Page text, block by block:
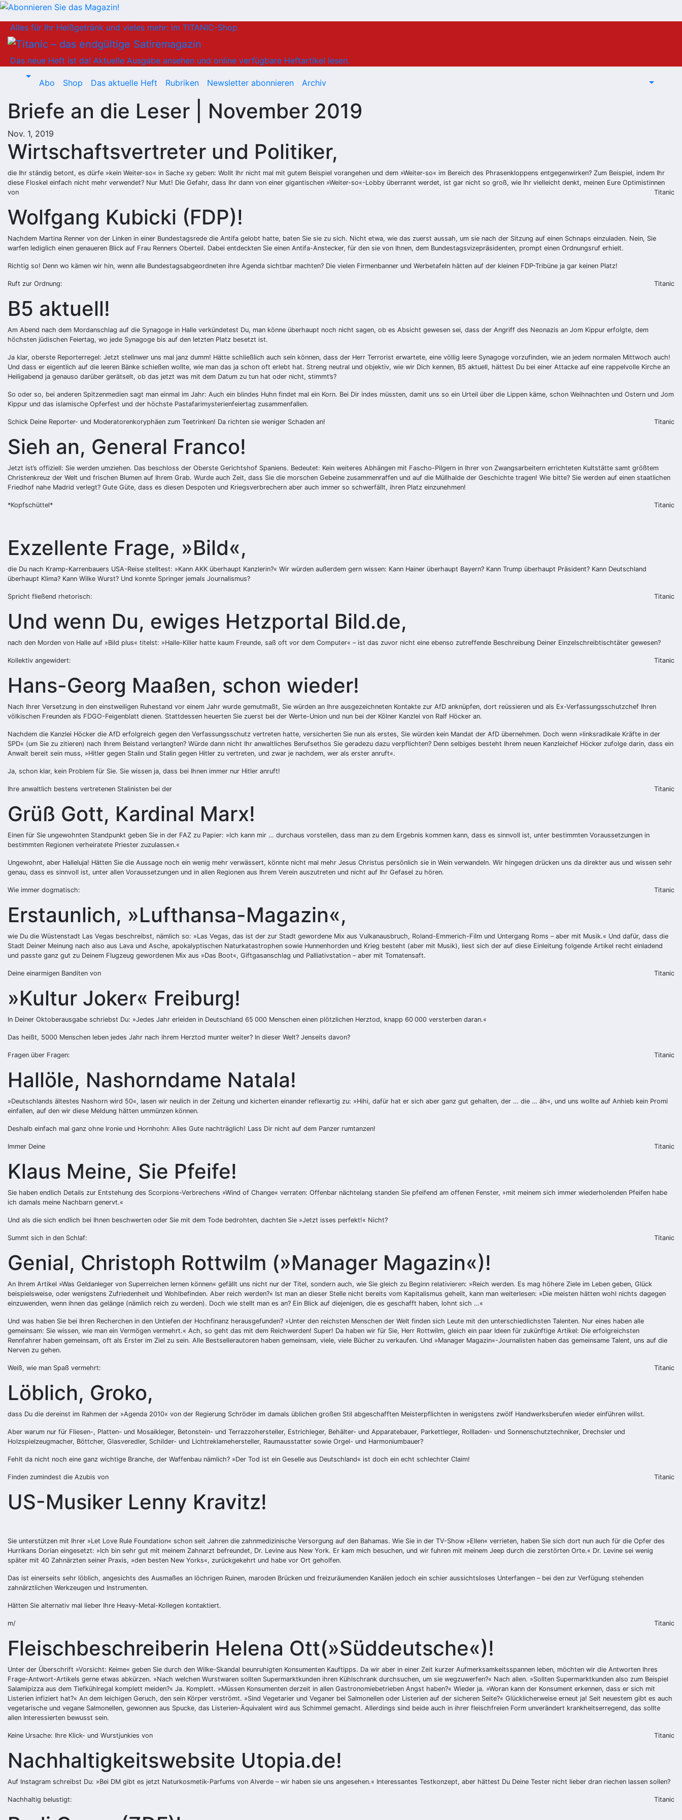
Inhalt
springen
Alles für Ihr Heißgetränk und vieles mehr: im TITANIC-Shop
Das neue Heft ist da! Aktuelle Ausgabe ansehen und online verfügbare Heftartikel lesen.
Abo Shop Das aktuelle Heft Rubriken Newsletter abonnieren Archiv
Briefe an die Leser | November 2019
Nov. 1, 2019
Wirtschaftsvertreter und Politiker,
die Ihr ständig betont, es dürfe »kein Weiter-so« in Sache xy geben: Wollt Ihr nicht mal mit gutem Beispiel vorangehen und dem »Weiter-so« im Bereich des Phrasenkloppens entgegenwirken? Zum Beispiel, indem Ihr
diese Floskel einfach nicht mehr verwendet? Nur Mut! Die Gefahr, dass Ihr dann von einer gigantischen »Weiter-so«-Lobby überrannt werdet, ist gar nicht so groß, wie Ihr vielleicht denkt, meinen Eure Optimistinnen
von
Titanic
Wolfgang Kubicki (FDP)!
Nachdem Martina Renner von der Linken in einer Bundestagsrede die Antifa gelobt hatte, baten Sie sie zu sich. Nicht etwa, wie das zuerst aussah, um sie nach der Sitzung auf einen Schnaps einzuladen. Nein, Sie
warfen lediglich einen genaueren Blick auf Frau Renners Oberteil. Dabei entdeckten Sie einen Antifa-Anstecker, für den sie von Ihnen, dem Bundestagsvizepräsidenten, prompt einen Ordnungsruf erhielt.
Richtig so! Denn wo kämen wir hin, wenn alle Bundestagsabgeordneten ihre Agenda sichtbar machten? Die vielen Firmenbanner und Werbetafeln hätten auf der kleinen FDP-Tribüne ja gar keinen Platz!
Ruft zur Ordnung: Titanic
B5 aktuell!
Am Abend nach dem Mordanschlag auf die Synagoge in Halle verkündetest Du, man könne überhaupt noch nicht sagen, ob es Absicht gewesen sei, dass der Angriff des Neonazis an Jom Kippur erfolgte, dem
höchsten jüdischen Feiertag, wo jede Synagoge bis auf den letzten Platz besetzt ist.
Ja klar, oberste Reporterregel: Jetzt stellnwer uns mal janz dumm! Hätte schließlich auch sein können, dass der Herr Terrorist erwartete, eine völlig leere Synagoge vorzufinden, wie an jedem normalen Mittwoch auch!
Und dass er eigentlich auf die leeren Bänke schießen wollte, wie man das ja schon oft erlebt hat. Streng neutral und objektiv, wie wir Dich kennen, B5 aktuell, hättest Du bei einer Attacke auf eine rappelvolle Kirche an
Heiligabend ja genauso darüber gerätselt, ob das jetzt was mit dem Datum zu tun hat oder nicht, stimmt’s?
So oder so, bei anderen Spitzenmedien sagt man einmal im Jahr: Auch ein blindes Huhn findet mal ein Korn. Bei Dir indes müssten, damit uns so ein Urteil über die Lippen käme, schon Weihnachten und Ostern und Jom
Kippur und das islamische Opferfest und der höchste Pastafarimysterienfeiertag zusammenfallen.
Schick Deine Reporter- und Moderatorenkoryphäen zum Teetrinken! Da richten sie weniger Schaden an! Titanic
Sieh an, General Franco!
Jetzt ist’s offiziell: Sie werden umziehen. Das beschloss der Oberste Gerichtshof Spaniens. Bedeutet: Kein weiteres Abhängen mit Fascho-Pilgern in Ihrer von Zwangsarbeitern errichteten Kultstätte samt größtem
Christenkreuz der Welt und frischen Blumen auf Ihrem Grab. Wurde auch Zeit, dass Sie die morschen Gebeine zusammenraffen und auf die Müllhalde der Geschichte tragen! Wie bitte? Sie werden auf einen staatlichen
Friedhof nahe Madrid verlegt? Gute Güte, dass es diesen Despoten und Kriegsverbrechern aber auch immer so schwerfällt, ihren Platz einzunehmen!
*Kopfschüttel* Titanic
Exzellente Frage, »Bild«,
die Du nach Kramp-Karrenbauers USA-Reise stelltest: »Kann AKK überhaupt Kanzlerin?« Wir würden außerdem gern wissen: Kann Hainer überhaupt Bayern? Kann Trump überhaupt Präsident? Kann Deutschland
überhaupt Klima? Kann Wilke Wurst? Und konnte Springer jemals Journalismus?
Spricht fließend rhetorisch: Titanic
Und wenn Du, ewiges Hetzportal Bild.de,
nach den Morden von Halle auf »Bild plus« titelst: »Halle-Killer hatte kaum Freunde, saß oft vor dem Computer« – ist das zuvor nicht eine ebenso zutreffende Beschreibung Deiner Einzelschreibtischtäter gewesen?
Kollektiv angewidert: Titanic
Hans-Georg Maaßen, schon wieder!
Nach Ihrer Versetzung in den einstweiligen Ruhestand vor einem Jahr wurde gemutmaßt, Sie würden an Ihre ausgezeichneten Kontakte zur AfD anknüpfen, dort reüssieren und als Ex-Verfassungsschutzchef Ihren
völkischen Freunden als FDGO-Feigenblatt dienen. Stattdessen heuerten Sie zuerst bei der Werte-Union und nun bei der Kölner Kanzlei von Ralf Höcker an.
Nachdem die Kanzlei Höcker die AfD erfolgreich gegen den Verfassungsschutz vertreten hatte, versicherten Sie nun als erstes, Sie würden kein Mandat der AfD übernehmen. Doch wenn »linksradikale Kräfte in der
SPD« (um Sie zu zitieren) nach Ihrem Beistand verlangten? Würde dann nicht Ihr anwaltliches Berufsethos Sie geradezu dazu verpflichten? Denn selbiges besteht Ihrem neuen Kanzleichef Höcker zufolge darin, dass ein
Anwalt bereit sein muss, »Hitler gegen Stalin und Stalin gegen Hitler zu vertreten, und zwar je nachdem, wer als erster anruft«.
Ja, schon klar, kein Problem für Sie. Sie wissen ja, dass bei Ihnen immer nur Hitler anruft!
Ihre anwaltlich bestens vertretenen Stalinisten bei der Titanic
Grüß Gott, Kardinal Marx!
Einen für Sie ungewohnten Standpunkt geben Sie in der FAZ zu Papier: »Ich kann mir … durchaus vorstellen, dass man zu dem Ergebnis kommen kann, dass es sinnvoll ist, unter bestimmten Voraussetzungen in
bestimmten Regionen verheiratete Priester zuzulassen.«
Ungewohnt, aber Halleluja! Hätten Sie die Aussage noch ein wenig mehr verwässert, könnte nicht mal mehr Jesus Christus persönlich sie in Wein verwandeln. Wir hingegen drücken uns da direkter aus und wissen sehr
genau, dass es sinnvoll ist, unter allen Voraussetzungen und in allen Regionen aus Ihrem Verein auszutreten und nicht auf Ihr Gefasel zu hören.
Wie immer dogmatisch: Titanic
Erstaunlich, »Lufthansa-Magazin«,
wie Du die Wüstenstadt Las Vegas beschreibst, nämlich so: »Las Vegas, das ist der zur Stadt gewordene Mix aus Vulkanausbruch, Roland-Emmerich-Film und Untergang Roms – aber mit Musik.« Und dafür, dass die
Stadt Deiner Meinung nach also aus Lava und Asche, apokalyptischen Naturkatastrophen sowie Hunnenhorden und Krieg besteht (aber mit Musik), liest sich der auf diese Einleitung folgende Artikel recht einladend
und passte ganz gut zu Deinem Flugzeug gewordenen Mix aus »Das Boot«, Giftgasanschlag und Palliativstation – aber mit Tomatensaft.
Deine einarmigen Banditen von Titanic
»Kultur Joker« Freiburg!
In Deiner Oktoberausgabe schriebst Du: »Jedes Jahr erleiden in Deutschland 65 000 Menschen einen plötzlichen Herztod, knapp 60 000 versterben daran.«
Das heißt, 5000 Menschen leben jedes Jahr nach ihrem Herztod munter weiter? In dieser Welt? Jenseits davon?
Fragen über Fragen: Titanic
Hallöle, Nashorndame Natala!
»Deutschlands ältestes Nashorn wird 50«, lasen wir neulich in der Zeitung und kicherten einander reflexartig zu: »Hihi, dafür hat er sich aber ganz gut gehalten, der … die … äh«, und uns wollte auf Anhieb kein Promi
einfallen, auf den wir diese Meldung hätten ummünzen können.
Deshalb einfach mal ganz ohne Ironie und Hornhohn: Alles Gute nachträglich! Lass Dir nicht auf dem Panzer rumtanzen!
Immer Deine Titanic
Klaus Meine, Sie Pfeife!
Sie haben endlich Details zur Entstehung des Scorpions-Verbrechens »Wind of Change« verraten: Offenbar nächtelang standen Sie pfeifend am offenen Fenster, »mit meinem sich immer wiederholenden Pfeifen habe
ich damals meine Nachbarn genervt.«
Und als die sich endlich bei Ihnen beschwerten oder Sie mit dem Tode bedrohten, dachten Sie »Jetzt isses perfekt!« Nicht?
Summt sich in den Schlaf: Titanic
Genial, Christoph Rottwilm (»Manager Magazin«)!
An Ihrem Artikel »Was Geldanleger von Superreichen lernen können« gefällt uns nicht nur der Titel, sondern auch, wie Sie gleich zu Beginn relativieren: »Reich werden. Es mag höhere Ziele im Leben geben, Glück
beispielsweise, oder wenigstens Zufriedenheit und Wohlbefinden. Aber reich werden?« Ist man an dieser Stelle nicht bereits vom Kapitalismus geheilt, kann man weiterlesen: »Die meisten hätten wohl nichts dagegen
einzuwenden, wenn ihnen das gelänge (nämlich reich zu werden). Doch wie stellt man es an? Ein Blick auf diejenigen, die es geschafft haben, lohnt sich …«
Und was haben Sie bei Ihren Recherchen in den Untiefen der Hochfinanz herausgefunden? »Unter den reichsten Menschen der Welt finden sich Leute mit den unterschiedlichsten Talenten. Nur eines haben alle
gemeinsam: Sie wissen, wie man ein Vermögen vermehrt.« Ach, so geht das mit dem Reichwerden! Super! Da haben wir für Sie, Herr Rottwilm, gleich ein paar Ideen für zukünftige Artikel: Die erfolgreichsten
Rennfahrer haben gemeinsam, oft als Erster im Ziel zu sein. Alle Bestsellerautoren haben gemeinsam, viele, viele Bücher zu verkaufen. Und »Manager Magazin«-Journalisten haben das gemeinsame Talent, uns auf die
Nerven zu gehen.
Weiß, wie man Spaß vermehrt: Titanic
Löblich, Groko,
dass Du die dereinst im Rahmen der »Agenda 2010« von der Regierung Schröder im damals üblichen großen Stil abgeschafften Meisterpflichten in wenigstens zwölf Handwerksberufen wieder einführen willst.
Aber warum nur für Fliesen-, Platten- und Mosaikleger, Betonstein- und Terrazzohersteller, Estrichleger, Behälter- und Apparatebauer, Parkettleger, Rollladen- und Sonnenschutztechniker, Drechsler und
Holzspielzeugmacher, Böttcher, Glasveredler, Schilder- und Lichtreklamehersteller, Raumausstatter sowie Orgel- und Harmoniumbauer?
Fehlt da nicht noch eine ganz wichtige Branche, der Waffenbau nämlich? »Der Tod ist ein Geselle aus Deutschland« ist doch ein echt schlechter Claim!
Finden zumindest die Azubis von Titanic
US-Musiker Lenny Kravitz!
Sie unterstützen mit Ihrer »Let Love Rule Foundation« schon seit Jahren die zahnmedizinische Versorgung auf den Bahamas. Wie Sie in der TV-Show »Ellen« verrieten, haben Sie sich dort nun auch für die Opfer des
Hurrikans Dorian eingesetzt: »Ich bin sehr gut mit meinem Zahnarzt befreundet, Dr. Levine aus New York. Er kam mich besuchen, und wir fuhren mit meinem Jeep durch die zerstörten Orte.« Dr. Levine sei wenig
später mit 40 Zahnärzten seiner Praxis, »den besten New Yorks«, zurückgekehrt und habe vor Ort geholfen.
Das ist einerseits sehr löblich, angesichts des Ausmaßes an löchrigen Ruinen, maroden Brücken und freizuräumenden Kanälen jedoch ein schier aussichtsloses Unterfangen – bei den zur Verfügung stehenden
zahnärztlichen Werkzeugen und Instrumenten.
Hätten Sie alternativ mal lieber Ihre Heavy-Metal-Kollegen kontaktiert.
m/ Titanic
Fleischbeschreiberin Helena Ott(»Süddeutsche«)!
Unter der Überschrift »Vorsicht: Keime« geben Sie durch den Wilke-Skandal beunruhigten Konsumenten Kauftipps. Da wir aber in einer Zeit kurzer Aufmerksamkeitsspannen leben, möchten wir die Antworten Ihres
Frage-Antwort-Artikels gerne etwas abkürzen. »Nach welchen Wurstwaren sollten Supermarktkunden ihren Kühlschrank durchsuchen, um sie wegzuwerfen?« Nach allen. »Sollten Supermarktkunden also zum Beispiel
Salamipizza aus dem Tiefkühlregal komplett meiden?« Ja. Komplett. »Müssen Konsumenten derzeit in allen Gastronomiebetrieben Angst haben?« Wieder ja. »Woran kann der Konsument erkennen, dass er sich mit
Listerien infiziert hat?« An dem leichigen Geruch, den sein Körper verströmt. »Sind Vegetarier und Veganer bei Salmonellen oder Listerien auf der sicheren Seite?« Glücklicherweise erneut ja! Seit neuestem gibt es auch
vegetarische und vegane Salmonellen, gewonnen aus Spucke, das Listerien-Äquivalent wird aus Schimmel gemacht. Allerdings sind beide auch in ihrer fleischfreien Form unverändert krankheitserregend, das sollte
allen Interessierten bewusst sein.
Keine Ursache: Ihre Klick- und Wurstjunkies von Titanic
Nachhaltigkeitswebsite Utopia.de!
Auf Instagram schreibst Du: »Bei DM gibt es jetzt Naturkosmetik-Parfums von Alverde – wir haben sie uns angesehen.« Interessantes Testkonzept, aber hättest Du Deine Tester nicht lieber dran riechen lassen sollen?
Nachhaltig belustigt: Titanic